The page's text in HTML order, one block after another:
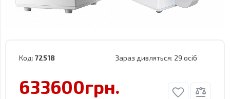
Код: 72518 Зараз дивляться: 29 осіб
633600грн.